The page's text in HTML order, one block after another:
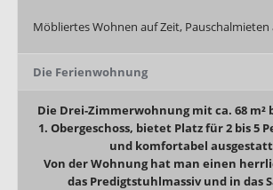
Möbliertes Wohnen auf Zeit,
Die Ferienwohnung
Die Drei-Zimmerwohnung mit ca. 68 m²
1. Obergeschoss, bietet Platz für 2 bis 5
und komfortabel
Von der Wohnung hat man einen
das Predigtstuhlmassiv und in das